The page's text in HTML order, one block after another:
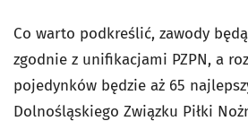
Co warto podkreślić, zawody
zgodnie z unifikacjami PZPN, a
pojedynków będzie aż 65
Dolnośląskiego Związku Piłki